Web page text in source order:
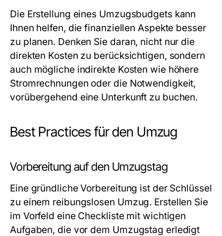
Die Erstellung eines Umzugsbudgets kann
Ihnen helfen, die finanziellen Aspekte besser
zu planen. Denken Sie daran, nicht nur die
direkten Kosten zu berücksichtigen, sondern
auch mögliche indirekte Kosten wie höhere
Stromrechnungen oder die Notwendigkeit,
vorübergehend eine Unterkunft zu buchen.
Best Practices für den Umzug
Vorbereitung auf den Umzugstag
Eine gründliche Vorbereitung ist der Schlüssel
zu einem reibungslosen Umzug. Erstellen Sie
im Vorfeld eine Checkliste mit wichtigen
Aufgaben, die vor dem Umzugstag erledigt